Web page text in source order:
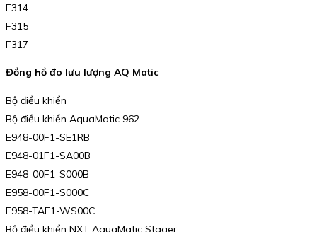
F314
F315
F317
Đồng hồ đo lưu lượng AQ Matic
Bộ điều khiển
Bộ điều khiển AquaMatic 962
E948-00F1-SE1RB
E948-01F1-SA00B
E948-00F1-S000B
E958-00F1-S000C
E958-TAF1-WS00C
Bộ điều khiển NXT AquaMatic Stager